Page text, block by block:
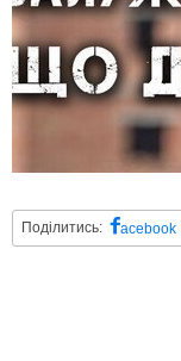
Поділитись: acebook